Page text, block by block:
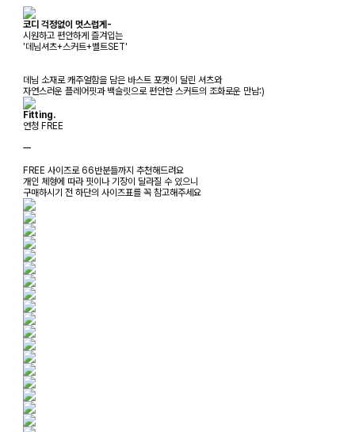
코디 걱정없이 멋스럽게-
시원하고 편안하게 즐겨입는
'데님셔츠+스커트+벨트SET'
데님 소재로 캐주얼함을 담은 바스트 포켓이 달린 셔츠와
자연스러운 플레어핏과 백슬릿으로 편안한 스커트의 조화로운 만남:)
Fitting.
연청 FREE
ㅡ
FREE 사이즈로 66반분들까지 추천해드려요
개인 체형에 따라 핏이나 기장이 달라질 수 있으니
구매하시기 전 하단의 사이즈표를 꼭 참고해주세요